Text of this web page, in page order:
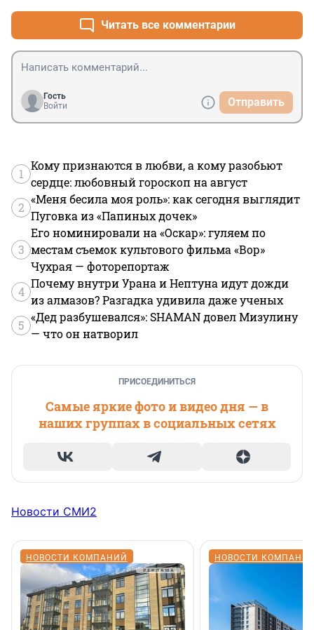
Читать все комментарии
Гость
Войти
Отправить
1
Кому признаются в любви, а кому разобьют
сердце: любовный гороскоп на август
2
«Меня бесила моя роль»: как сегодня выглядит
Пуговка из «Папиных дочек»
3
Его номинировали на «Оскар»: гуляем по
местам съемок культового фильма «Вор»
Чухрая — фоторепортаж
4
Почему внутри Урана и Нептуна идут дожди
из алмазов? Разгадка удивила даже ученых
5
«Дед разбушевался»: SHAMAN довел Мизулину
— что он натворил
ПРИСОЕДИНИТЬСЯ
Самые яркие фото и видео дня — в
наших группах в социальных сетях
Новости СМИ2
НОВОСТИ КОМПАНИЙ НОВОСТИ